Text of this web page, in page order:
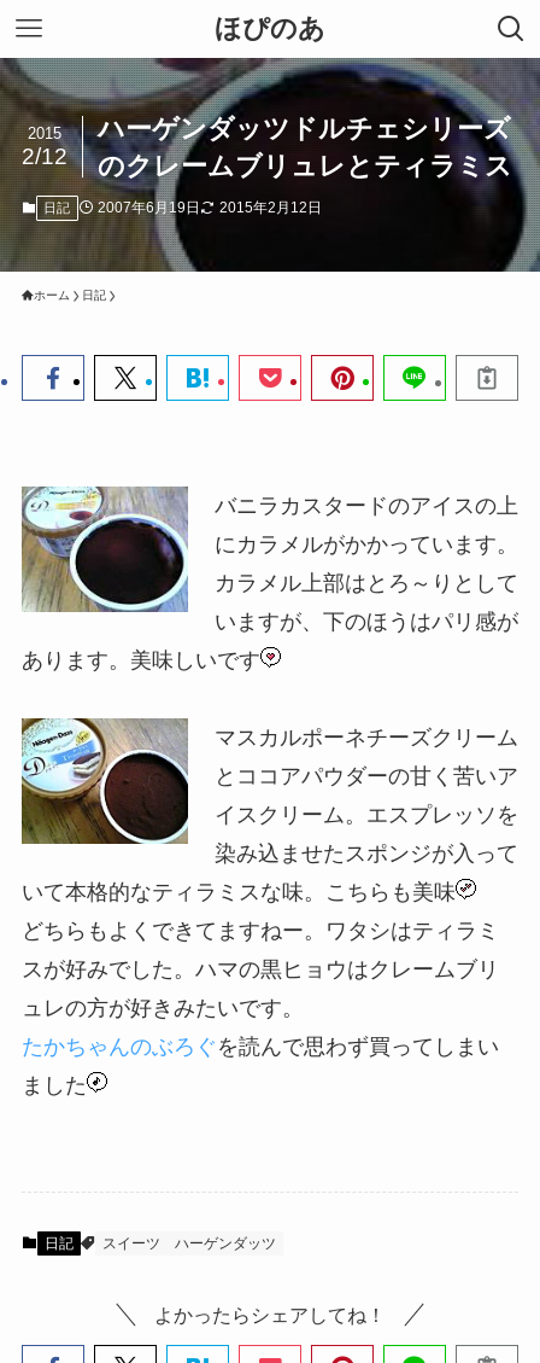
ほぴのあ
ハーゲンダッツドルチェシリーズ
のクレームブリュレとティラミス
2015
2/12
日記 2007年6月19日 2015年2月12日
ホーム 日記
バニラカスタードのアイスの上
にカラメルがかかっています。
カラメル上部はとろ～りとして
いますが、下のほうはパリ感が
あります。美味しいです
マスカルポーネチーズクリーム
とココアパウダーの甘く苦いア
イスクリーム。エスプレッソを
染み込ませたスポンジが入って
いて本格的なティラミスな味。こちらも美味
どちらもよくできてますねー。ワタシはティラミ
スが好みでした。ハマの黒ヒョウはクレームブリ
ュレの方が好きみたいです。
たかちゃんのぶろぐ を読んで思わず買ってしまい
ました
日記 スイーツ ハーゲンダッツ
よかったらシェアしてね！